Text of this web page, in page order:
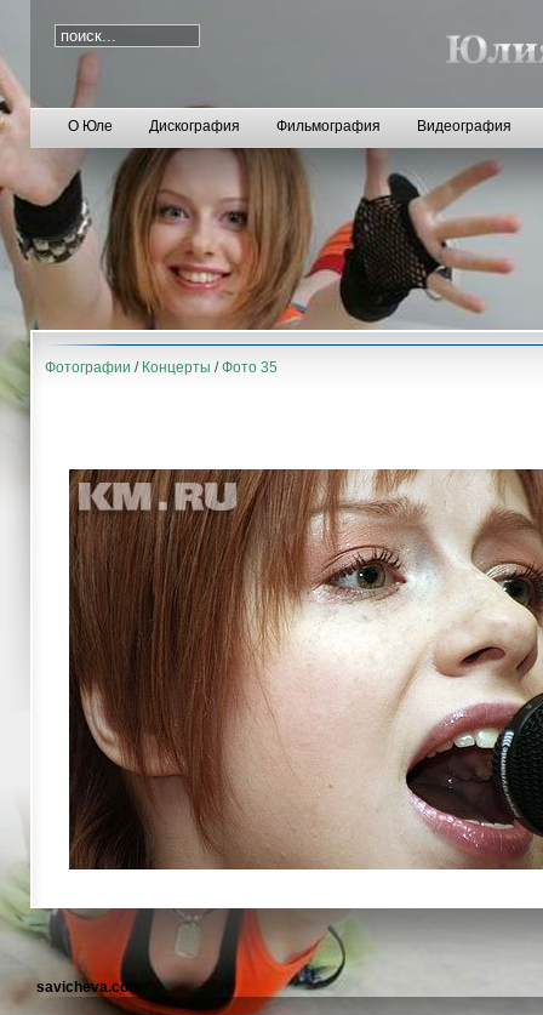
О Юле Дискография Фильмография Видеография
Фотографии / Концерты /Фото 35
savicheva.com